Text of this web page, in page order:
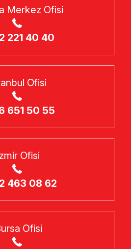
Merkez Ofisi
221 40 40
Ofisi
651 50 55
Ofisi
463 08 62
Ofisi